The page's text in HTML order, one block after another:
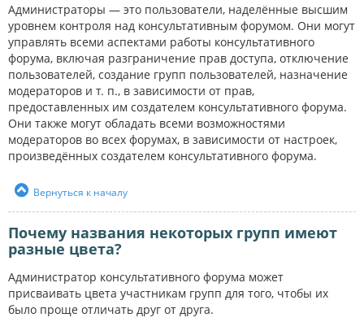
Администраторы — это пользователи, наделённые высшим
уровнем контроля над консультативным форумом. Они могут
управлять всеми аспектами работы консультативного
форума, включая разграничение прав доступа, отключение
пользователей, создание групп пользователей, назначение
модераторов и т. п., в зависимости от прав,
предоставленных им создателем консультативного форума.
Они также могут обладать всеми возможностями
модераторов во всех форумах, в зависимости от настроек,
произведённых создателем консультативного форума.
Вернуться к началу
Почему названия некоторых групп имеют
разные цвета?
Администратор консультативного форума может
присваивать цвета участникам групп для того, чтобы их
было проще отличать друг от друга.